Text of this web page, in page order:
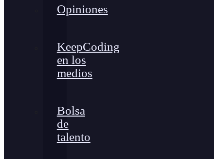
Opiniones
KeepCoding
en los
medios
Bolsa
de
talento